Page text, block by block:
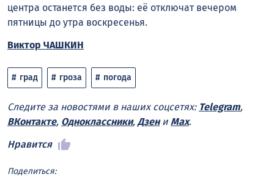
центра останется без воды: её отключат вечером
пятницы до утра воскресенья.
Виктор ЧАШКИН
град гроза погода
Следите за новостями в наших соцсетях: Telegram,
ВКонтакте, Одноклассники, Дзени Max.
Нравится
Поделиться: